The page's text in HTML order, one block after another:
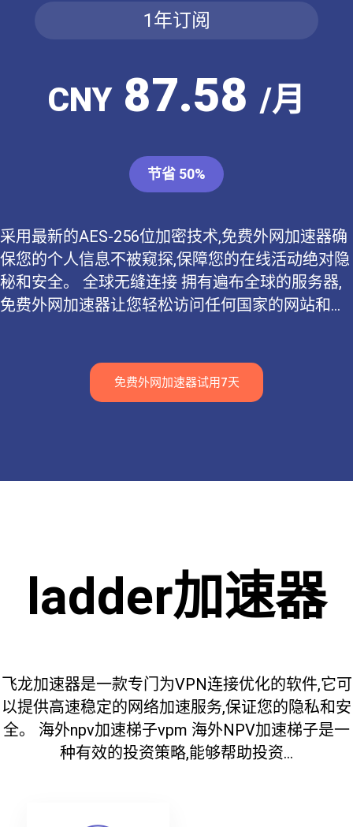
1年订阅
CNY87.58 /月
节省 50%
采用最新的AES-256位加密技术,免费外网加速器确
保您的个人信息不被窥探,保障您的在线活动绝对隐
秘和安全。 全球无缝连接 拥有遍布全球的服务器,
免费外网加速器让您轻松访问任何国家的网站和...
免费外网加速器试用7天
ladder加速器
飞龙加速器是一款专门为VPN连接优化的软件,它可
以提供高速稳定的网络加速服务,保证您的隐私和安
全。 海外npv加速梯子vpm 海外NPV加速梯子是一
种有效的投资策略,能够帮助投资...